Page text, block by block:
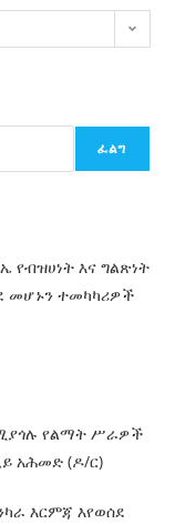
ፈልግ
የብዝሀነት እና ግልጽነት
መሆኑን ተመካካሪዎች
የልማት ሥራዎች
አሕመድ (ዶ/ር)
እርምጃ እየወሰደ